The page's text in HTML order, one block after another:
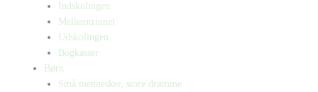
Indskolingen
Mellemtrinnet
Udskolingen
Bogkasser
Børn
Små mennesker, store drømme